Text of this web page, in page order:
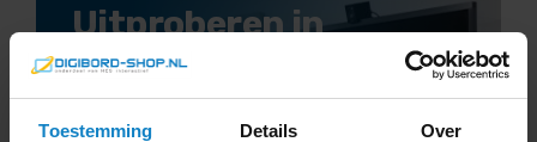
Toestemming Details Over
Uitproberen in
onze showroom?
Ontdek alle features tijdens een gratis